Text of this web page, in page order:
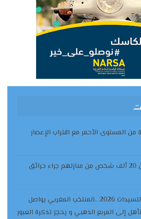
من المستوى الأحمر مع اقتراب الإعصار
كندا: إجلاء أكثر من 20 ألف شخص من منازلهم جراء حرائق
كأس أمم إفريقيا للسيدات 2026 ..المنتخب المغربي يواصل
إلى المربع الذهبي و يحجز تذكرة العبور